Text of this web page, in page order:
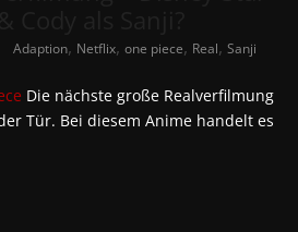
Adaption, Netflix, one piece, Real, Sanji
Die nächste große Realverfilmung
Tür. Bei diesem Anime handelt es